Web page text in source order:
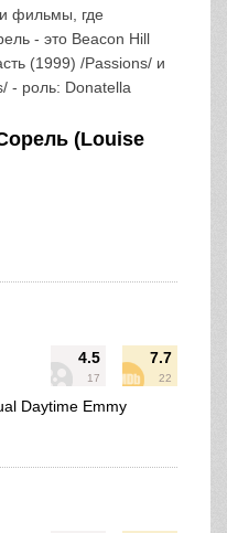
фильмы, где
- это Beacon Hill
(1999) /Passions/ и
- роль: Donatella
(Louise
4.5
17
7.7
22
Daytime Emmy